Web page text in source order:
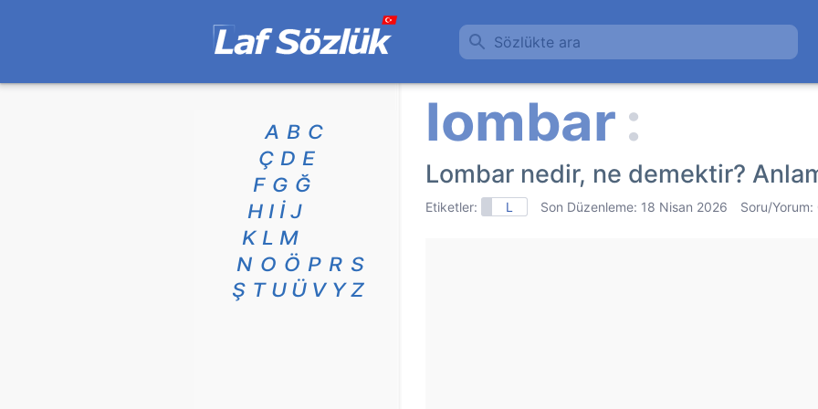
Sözlükte ara
Lombar nedir, ne demektir?
Etiketler: L Son Düzenleme: 18 Nisan 2026 Soru/Yorum:
A B C
Ç D E
F G Ğ
H I İ J
K L M
N O Ö P R S
Ş T U Ü V Y Z